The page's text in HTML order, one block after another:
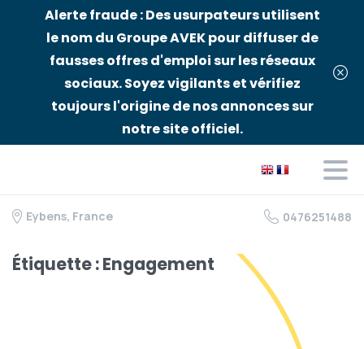
Alerte fraude : Des usurpateurs utilisent
le nom du Groupe AVEK pour diffuser de
fausses offres d'emploi sur les réseaux
sociaux. Soyez vigilants et vérifiez
toujours l'origine de nos annonces sur
notre site officiel.
Eybens, France 0476251488
Étiquette :Engagement